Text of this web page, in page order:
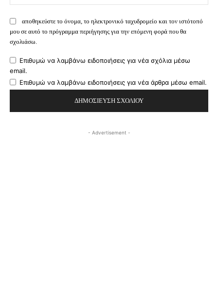
αποθηκεύστε το όνομα, το ηλεκτρονικό ταχυδρομείο και τον ιστότοπό
μου σε αυτό το πρόγραμμα περιήγησης για την επόμενη φορά που θα
σχολιάσω.
Επιθυμώ να λαμβάνω ειδοποιήσεις για νέα σχόλια μέσω
email.
Επιθυμώ να λαμβάνω ειδοποιήσεις για νέα άρθρα μέσω email.
- Advertisement -